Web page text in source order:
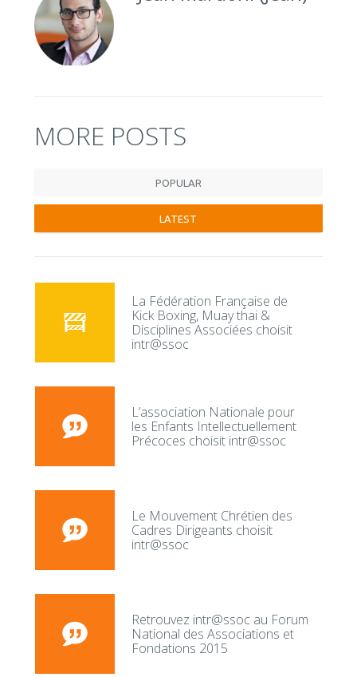
MORE POSTS
POPULAR
LATEST
La Fédération Française de
Kick Boxing, Muay thai &
Disciplines Associées choisit
intr@ssoc
L’association Nationale pour
les Enfants Intellectuellement
Précoces choisit intr@ssoc
Le Mouvement Chrétien des
Cadres Dirigeants choisit
intr@ssoc
Retrouvez intr@ssoc au Forum
National des Associations et
Fondations 2015